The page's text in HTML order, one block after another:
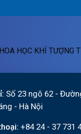
HỌC KHÍ TƯỢNG
Số 23 ngõ 62 -
- Hà Nội
+84 24 - 37 731